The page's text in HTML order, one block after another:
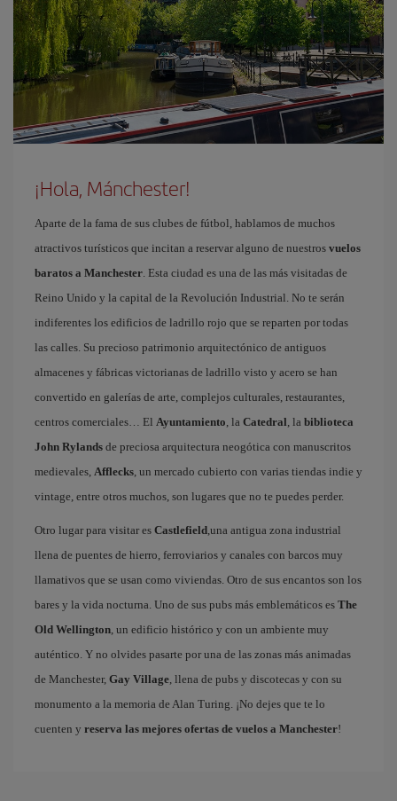
¡Hola, Mánchester!
Aparte de la fama de sus clubes de fútbol, hablamos de muchos
atractivos turísticos que incitan a reservar alguno de nuestros vuelos
baratos a Manchester. Esta ciudad es una de las más visitadas de
Reino Unido y la capital de la Revolución Industrial. No te serán
indiferentes los edificios de ladrillo rojo que se reparten por todas
las calles. Su precioso patrimonio arquitectónico de antiguos
almacenes y fábricas victorianas de ladrillo visto y acero se han
convertido en galerías de arte, complejos culturales, restaurantes,
centros comerciales… El Ayuntamiento, la Catedral, la biblioteca
John Rylands de preciosa arquitectura neogótica con manuscritos
medievales, Afflecks, un mercado cubierto con varias tiendas indie y
vintage, entre otros muchos, son lugares que no te puedes perder.
Otro lugar para visitar es Castlefield,una antigua zona industrial
llena de puentes de hierro, ferroviarios y canales con barcos muy
llamativos que se usan como viviendas. Otro de sus encantos son los
bares y la vida nocturna. Uno de sus pubs más emblemáticos es The
Old Wellington, un edificio histórico y con un ambiente muy
auténtico. Y no olvides pasarte por una de las zonas más animadas
de Manchester, Gay Village, llena de pubs y discotecas y con su
monumento a la memoria de Alan Turing. ¡No dejes que te lo
cuenten y reserva las mejores ofertas de vuelos a Manchester!